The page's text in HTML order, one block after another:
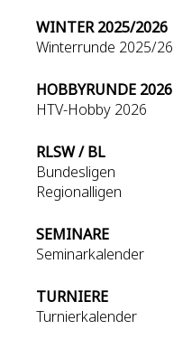
WINTER 2025/2026
Winterrunde 2025/26
HOBBYRUNDE 2026
HTV-Hobby 2026
RLSW / BL
Bundesligen
Regionalligen
SEMINARE
Seminarkalender
TURNIERE
Turnierkalender